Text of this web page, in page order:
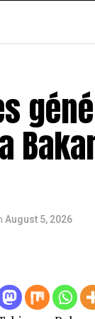
August 5, 2026